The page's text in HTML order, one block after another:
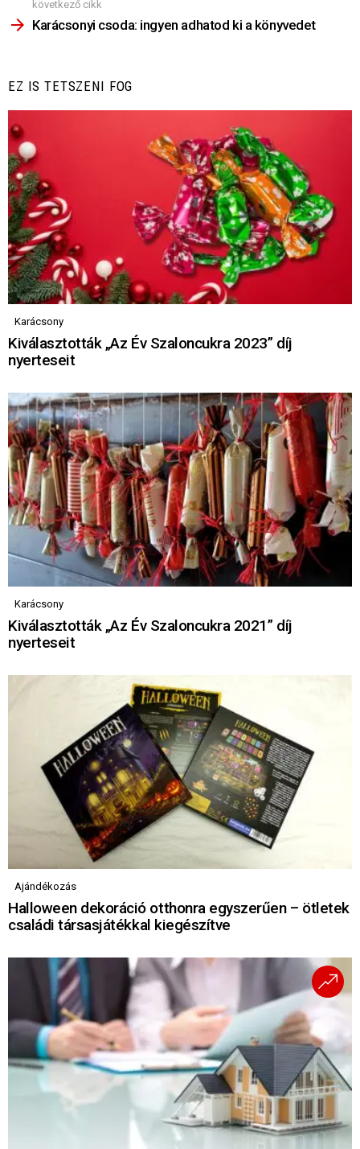
következő cikk
Karácsonyi csoda: ingyen adhatod ki a könyvedet
EZ IS TETSZENI FOG
Karácsony
Kiválasztották „Az Év Szaloncukra 2023” díj
nyerteseit
Karácsony
Kiválasztották „Az Év Szaloncukra 2021” díj
nyerteseit
Ajándékozás
Halloween dekoráció otthonra egyszerűen – ötletek
családi társasjátékkal kiegészítve